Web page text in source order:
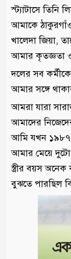
স্ট্যাটাসে তিনি
আমাকে
খালেদা জিয়া,
আমার কৃতজ্ঞতা
দলের সব
আমার সঙ্গে
আমরা যারা
আমাদের
আমি যখন ১৯৮৭
আমার মেয়ে
স্ত্রীর বয়স অনেক
বুঝতে পারছিল